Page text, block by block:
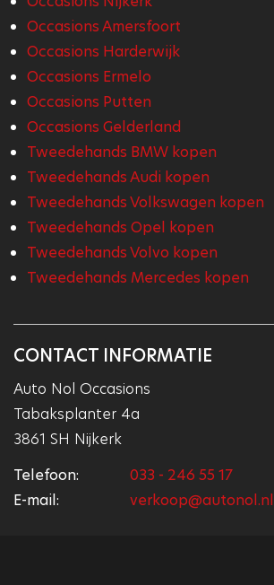
Occasions Amersfoort
Occasions Harderwijk
Occasions Ermelo
Occasions Putten
Occasions Gelderland
Tweedehands BMW kopen
Tweedehands Audi kopen
Tweedehands Volkswagen kopen
Tweedehands Opel kopen
Tweedehands Volvo kopen
Tweedehands Mercedes kopen
CONTACT INFORMATIE
Auto Nol Occasions
Tabaksplanter 4a
3861 SH Nijkerk
Telefoon:
033 - 246 55 17
E-mail:
verkoop@autonol.nl